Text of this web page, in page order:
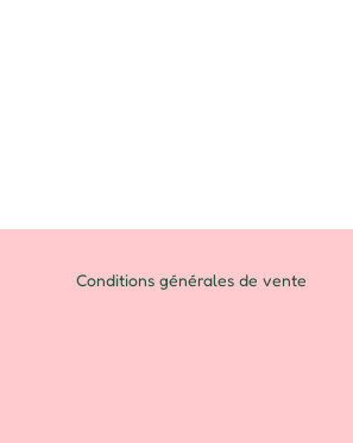
Conditions générales de vente